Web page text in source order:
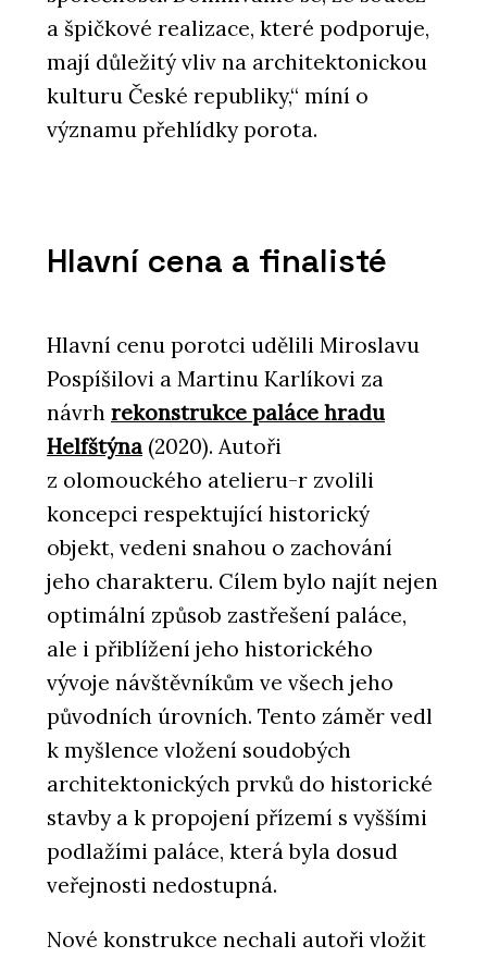
a špičkové realizace, které podporuje,
mají důležitý vliv na architektonickou
kulturu České republiky,“ míní o
významu přehlídky porota.
Hlavní cena a finalisté
Hlavní cenu porotci udělili Miroslavu
Pospíšilovi a Martinu Karlíkovi za
návrh rekonstrukce paláce hradu
Helfštýna (2020). Autoři
z olomouckého atelieru-r zvolili
koncepci respektující historický
objekt, vedeni snahou o zachování
jeho charakteru. Cílem bylo najít nejen
optimální způsob zastřešení paláce,
ale i přiblížení jeho historického
vývoje návštěvníkům ve všech jeho
původních úrovních. Tento záměr vedl
k myšlence vložení soudobých
architektonických prvků do historické
stavby a k propojení přízemí s vyššími
podlažími paláce, která byla dosud
veřejnosti nedostupná.
Nové konstrukce nechali autoři vložit